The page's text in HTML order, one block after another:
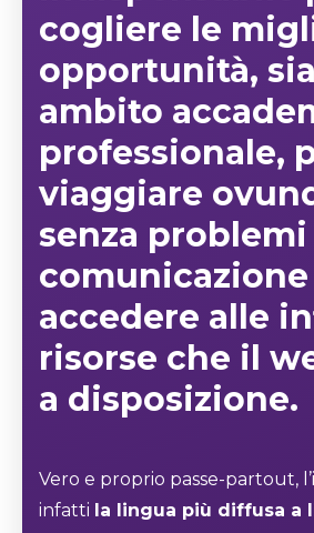
cogliere le
opportunità,
ambito
professionale,
viaggiare
senza
comunicazione
accedere alle
risorse che il
a disposizione.
Vero e proprio passe-partout,
infatti la lingua più diffusa a